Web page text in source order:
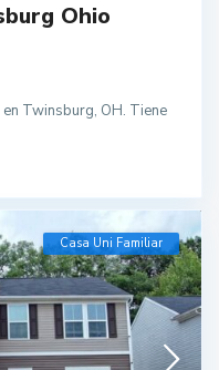
Ohio
Twinsburg, OH. Tiene
Casa Uni Familiar